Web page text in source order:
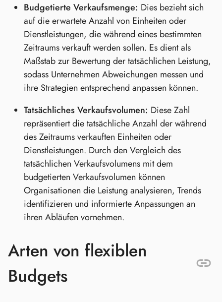
Budgetierte Verkaufsmenge: Dies bezieht sich
auf die erwartete Anzahl von Einheiten oder
Dienstleistungen, die während eines bestimmten
Zeitraums verkauft werden sollen. Es dient als
Maßstab zur Bewertung der tatsächlichen Leistung,
sodass Unternehmen Abweichungen messen und
ihre Strategien entsprechend anpassen können.
Tatsächliches Verkaufsvolumen: Diese Zahl
repräsentiert die tatsächliche Anzahl der während
des Zeitraums verkauften Einheiten oder
Dienstleistungen. Durch den Vergleich des
tatsächlichen Verkaufsvolumens mit dem
budgetierten Verkaufsvolumen können
Organisationen die Leistung analysieren, Trends
identifizieren und informierte Anpassungen an
ihren Abläufen vornehmen.
Arten von flexiblen
Budgets